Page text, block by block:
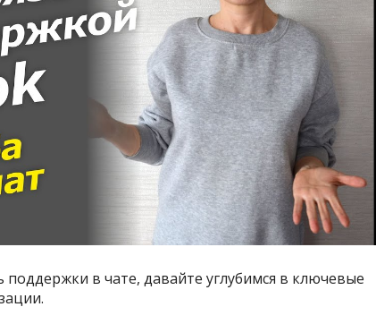
в чате, давайте углубимся в ключевые